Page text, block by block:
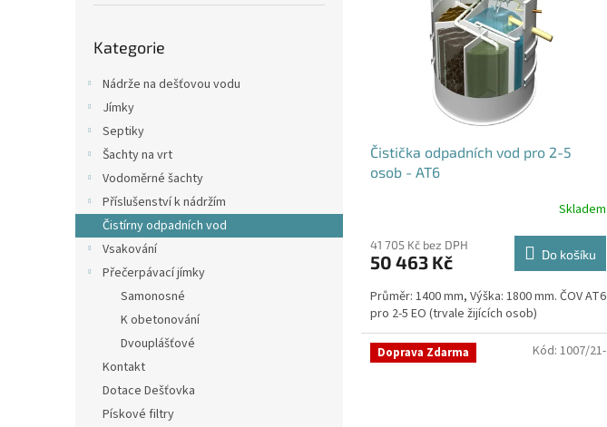
kategorie
Kategorie
Nádrže na dešťovou vodu
Jímky
Septiky
Šachty na vrt
Vodoměrné šachty
Příslušenství k nádržím
Čistírny odpadních vod
Vsakování
Přečerpávací jímky
Samonosné
K obetonování
Dvouplášťové
Kontakt
Dotace Dešťovka
Pískové filtry
Čistička odpadních vod pro 2-5
osob - AT6
produktu
je
z
5
hvězdiček.
Skladem
41 705 Kč bez DPH
50 463 Kč Do košíku
Průměr: 1400 mm, Výška: 1800 mm. ČOV AT6
pro 2-5 EO (trvale žijících osob)
Doprava Zdarma Kód: 1007/21-